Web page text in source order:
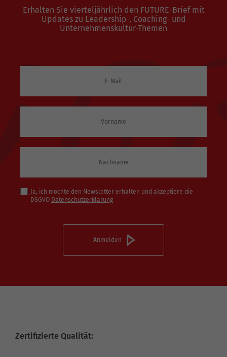
Erhalten Sie vierteljährlich den FUTURE-Brief mit
Updates zu Leadership-, Coaching- und
Unternehmenskultur-Themen
Ja, ich möchte den Newsletter erhalten und akzeptiere die
DSGVO Datenschutzerklärung
Zertifizierte Qualität: